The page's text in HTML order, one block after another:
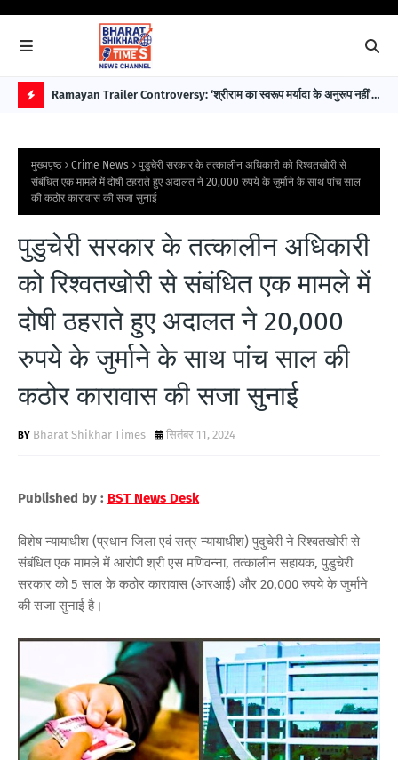
O
P
S
T
S
Ramayan Trailer Controversy: ‘श्रीराम का स्वरूप मर्यादा के अनुरूप नहीं’—
मुख्यपृष्ठ Crime News
पुडुचेरी सरकार के तत्कालीन अधिकारी को रिश्वतखोरी से
संबंधित एक मामले में दोषी ठहराते हुए अदालत ने 20,000 रुपये के जुर्माने के साथ पांच साल
की कठोर कारावास की सजा सुनाई
पुडुचेरी सरकार के तत्कालीन अधिकारी
को रिश्वतखोरी से संबंधित एक मामले में
दोषी ठहराते हुए अदालत ने 20,000
रुपये के जुर्माने के साथ पांच साल की
कठोर कारावास की सजा सुनाई
Bharat Shikhar Times सितंबर 11, 2024
Published by : BST News Desk
विशेष न्यायाधीश (प्रधान जिला एवं सत्र न्यायाधीश) पुदुचेरी ने रिश्वतखोरी से
संबंधित एक मामले में आरोपी श्री एस मणिवन्ना, तत्कालीन सहायक, पुडुचेरी
सरकार को 5 साल के कठोर कारावास (आरआई) और 20,000 रुपये के जुर्माने
की सजा सुनाई है।